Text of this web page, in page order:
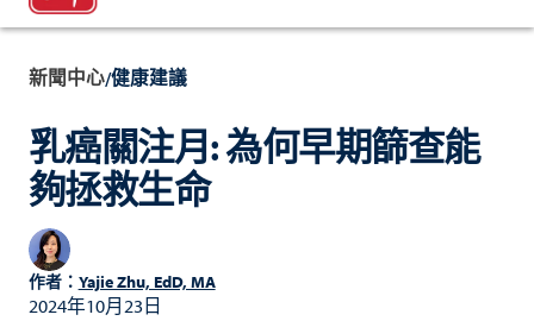
新聞中心/健康建議
乳癌關注月: 為何早期篩查能
夠拯救生命
作者： Yajie Zhu, EdD, MA
2024年10月23日